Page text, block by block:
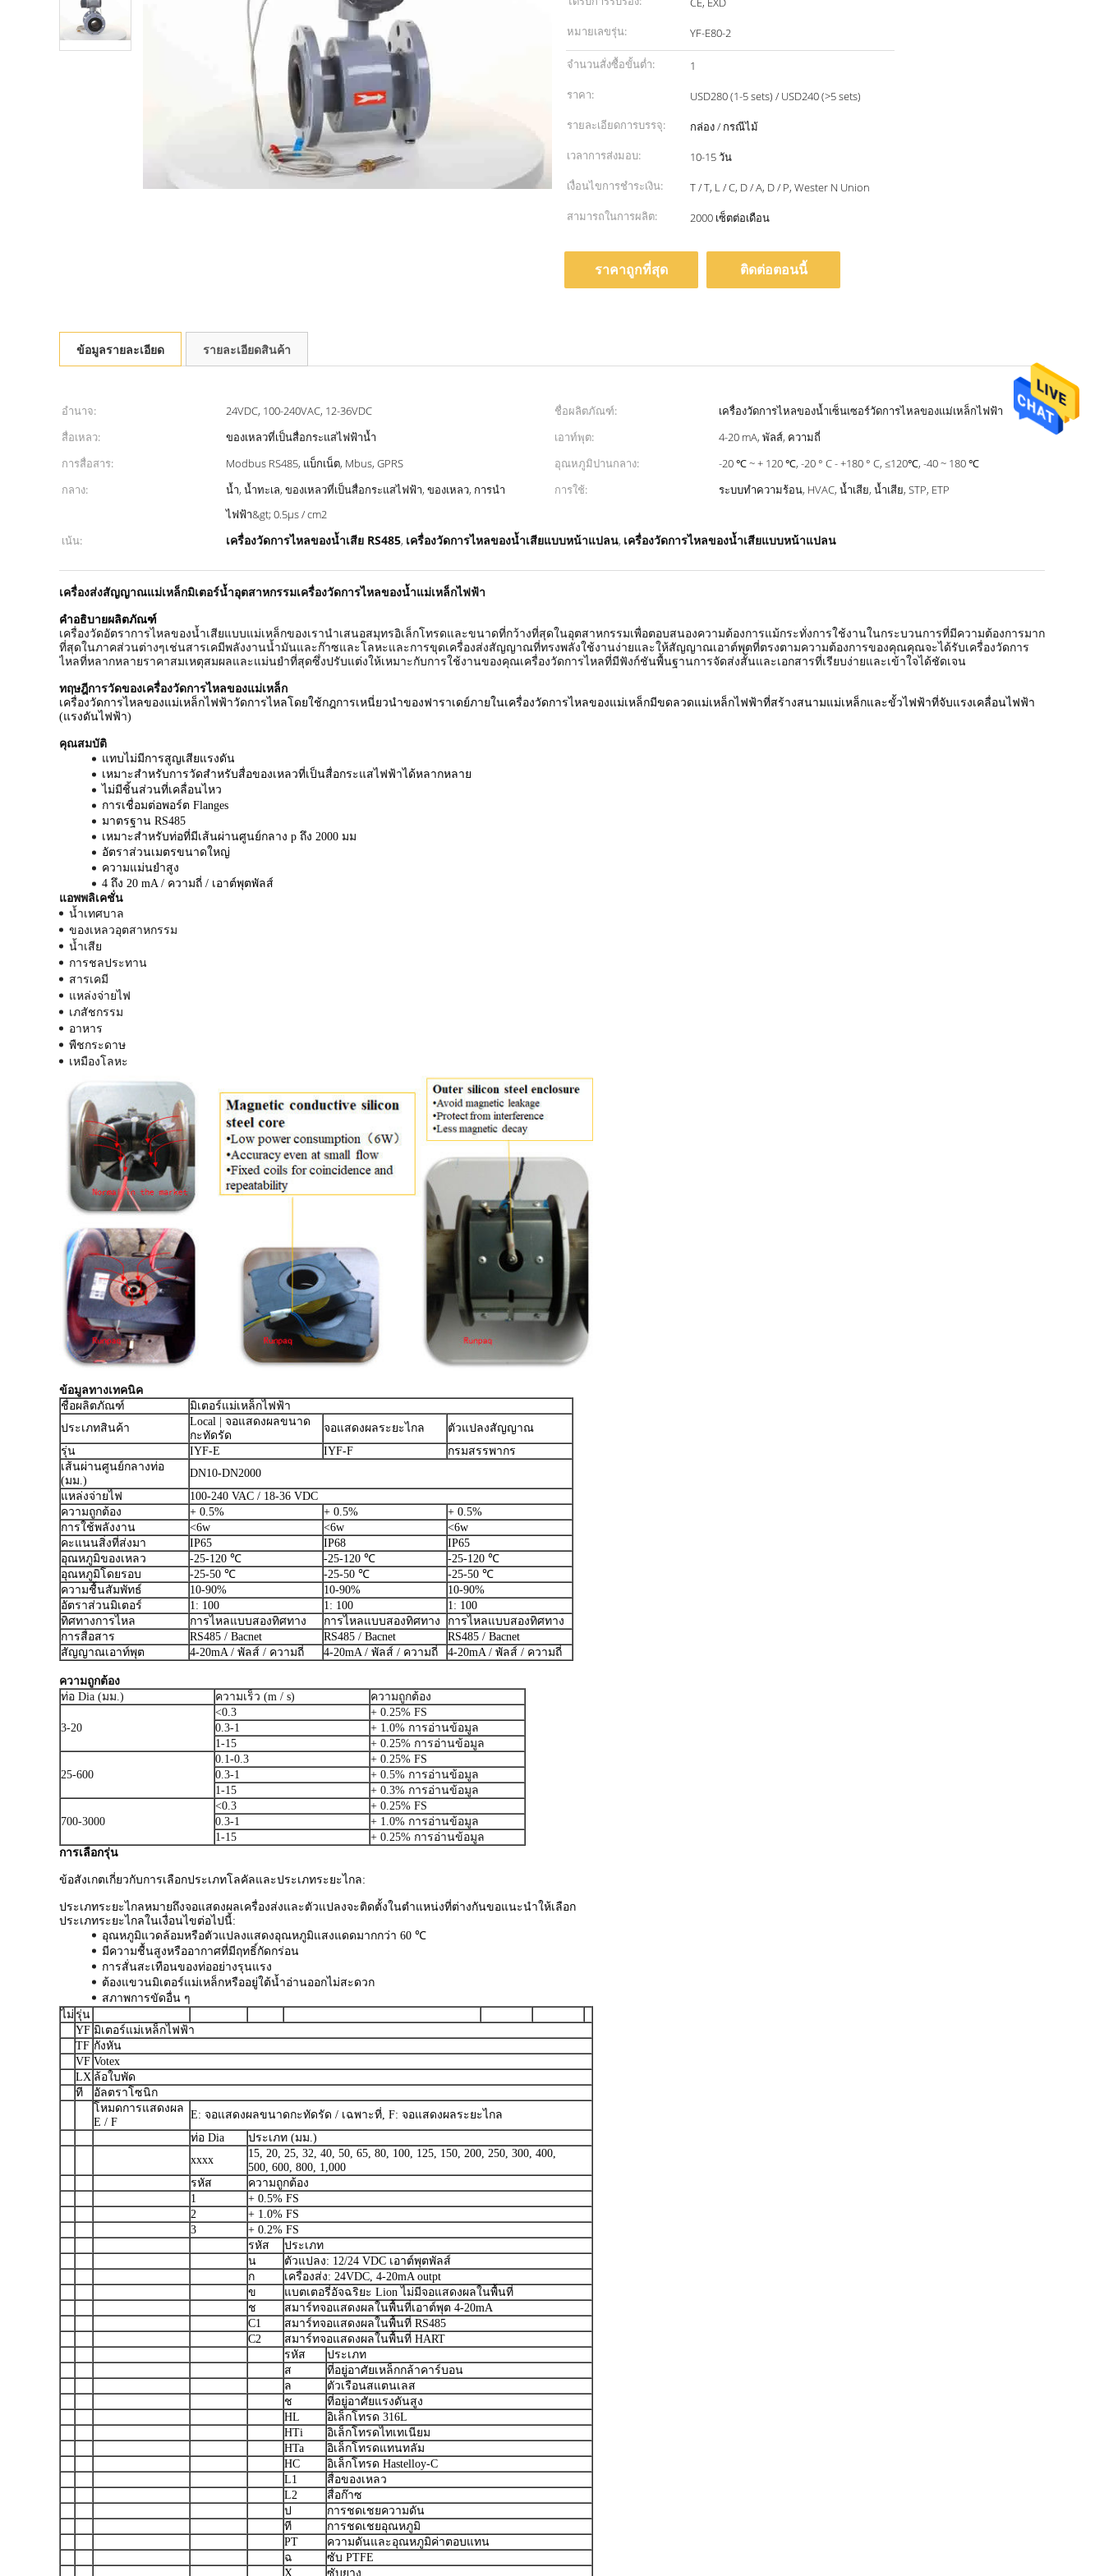
หมายเลขรุ่น:
YF-E80-2
จำนวนสั่งซื้อขั้นต่ำ:
1
ราคา:
USD280 (1-5 sets) / USD240 (>5 sets)
รายละเอียดการบรรจุ:
กล่อง / กรณีไม้
เวลาการส่งมอบ:
10-15 วัน
เงื่อนไขการชำระเงิน:
T / T, L / C, D / A, D / P, Wester N Union
สามารถในการผลิต:
2000 เซ็ตต่อเดือน
ราคาถูกที่สุด ติดต่อตอนนี้
ข้อมูลรายละเอียด รายละเอียดสินค้า
อำนาจ: 24VDC, 100-240VAC, 12-36VDC ชื่อผลิตภัณฑ์:
เครื่องวัดการไหลของน้ำเซ็นเซอร์วัดการไหลของแม่เหล็กไฟฟ้า
สื่อเหลว:
ของเหลวที่เป็นสื่อกระแสไฟฟ้าน้ำ เอาท์พุต:
4-20 mA, พัลส์, ความถี่
การสื่อสาร:
Modbus RS485, แบ็กเน็ต, Mbus, GPRS อุณหภูมิปานกลาง:
-20 ℃ ~ + 120 ℃, -20 ° C - +180 ° C, ≤120℃, -40 ~ 180 ℃
กลาง:
น้ำ, น้ำทะเล, ของเหลวที่เป็นสื่อกระแสไฟฟ้า, ของเหลว, การนำ
ไฟฟ้า&gt; 0.5μs / cm2
การใช้: ระบบทำความร้อน, HVAC, น้ำเสีย, น้ำเสีย, STP, ETP
เน้น: เครื่องวัดการไหลของน้ำเสีย RS485, เครื่องวัดการไหลของน้ำเสียแบบหน้าแปลน, เครื่องวัดการไหลของน้ำเสียแบบหน้าแปลน
เครื่องส่งสัญญาณแม่เหล็กมิเตอร์น้ำอุตสาหกรรมเครื่องวัดการไหลของน้ำแม่เหล็กไฟฟ้า
คำอธิบายผลิตภัณฑ์
เครื่องวัดอัตราการไหลของน้ำเสียแบบแม่เหล็กของเรานำเสนอสมุทรอิเล็กโทรดและขนาดที่กว้างที่สุดในอุตสาหกรรมเพื่อตอบสนองความต้องการแม้กระทั่งการใช้งานในกระบวนการที่มีความต้องการมาก
ที่สุดในภาคส่วนต่างๆเช่นสารเคมีพลังงานน้ำมันและก๊าซและโลหะและการขุดเครื่องส่งสัญญาณที่ทรงพลังใช้งานง่ายและให้สัญญาณเอาต์พุตที่ตรงตามความต้องการของคุณคุณจะได้รับเครื่องวัดการ
ไหลที่หลากหลายราคาสมเหตุสมผลและแม่นยำที่สุดซึ่งปรับแต่งให้เหมาะกับการใช้งานของคุณเครื่องวัดการไหลที่มีฟังก์ชันพื้นฐานการจัดส่งสั้นและเอกสารที่เรียบง่ายและเข้าใจได้ชัดเจน
ทฤษฎีการวัดของเครื่องวัดการไหลของแม่เหล็ก
เครื่องวัดการไหลของแม่เหล็กไฟฟ้าวัดการไหลโดยใช้กฎการเหนี่ยวนำของฟาราเดย์ภายในเครื่องวัดการไหลของแม่เหล็กมีขดลวดแม่เหล็กไฟฟ้าที่สร้างสนามแม่เหล็กและขั้วไฟฟ้าที่จับแรงเคลื่อนไฟฟ้า
(แรงดันไฟฟ้า)
คุณสมบัติ
แทบไม่มีการสูญเสียแรงดัน
เหมาะสำหรับการวัดสำหรับสื่อของเหลวที่เป็นสื่อกระแสไฟฟ้าได้หลากหลาย
ไม่มีชิ้นส่วนที่เคลื่อนไหว
การเชื่อมต่อพอร์ต Flanges
มาตรฐาน RS485
เหมาะสำหรับท่อที่มีเส้นผ่านศูนย์กลาง p ถึง 2000 มม
อัตราส่วนเมตรขนาดใหญ่
ความแม่นยำสูง
4 ถึง 20 mA / ความถี่ / เอาต์พุตพัลส์
แอพพลิเคชั่น
น้ำเทศบาล
ของเหลวอุตสาหกรรม
น้ำเสีย
การชลประทาน
สารเคมี
แหล่งจ่ายไฟ
เภสัชกรรม
อาหาร
พืชกระดาษ
เหมืองโลหะ
ข้อมูลทางเทคนิค
ชื่อผลิตภัณฑ์
มิเตอร์แม่เหล็กไฟฟ้า
ประเภทสินค้า
Local | จอแสดงผลขนาด
กะทัดรัด
จอแสดงผลระยะไกล
ตัวแปลงสัญญาณ
รุ่น
IYF-E IYF-F
กรมสรรพากร
เส้นผ่านศูนย์กลางท่อ
(มม.)
DN10-DN2000
แหล่งจ่ายไฟ
100-240 VAC / 18-36 VDC
ความถูกต้อง
+ 0.5% + 0.5%
+ 0.5%
การใช้พลังงาน
<6w <6w
<6w
คะแนนสิ่งที่ส่งมา
IP65 IP68
IP65
อุณหภูมิของเหลว
-25-120 ℃ -25-120 ℃
-25-120 ℃
อุณหภูมิโดยรอบ
-25-50 ℃ -25-50 ℃
-25-50 ℃
ความชื้นสัมพัทธ์
10-90% 10-90%
10-90%
อัตราส่วนมิเตอร์
1: 100 1: 100
1: 100
ทิศทางการไหล
การไหลแบบสองทิศทาง การไหลแบบสองทิศทาง
การไหลแบบสองทิศทาง
การสื่อสาร
RS485 / Bacnet RS485 / Bacnet
RS485 / Bacnet
สัญญาณเอาท์พุต
4-20mA / พัลส์ / ความถี่ 4-20mA / พัลส์ / ความถี่ 4-20mA / พัลส์ / ความถี่
ความถูกต้อง
ท่อ Dia (มม.)
ความเร็ว (m / s) ความถูกต้อง
3-20
<0.3
+ 0.25% FS
0.3-1
+ 1.0% การอ่านข้อมูล
1-15
+ 0.25% การอ่านข้อมูล
25-600
0.1-0.3
+ 0.25% FS
0.3-1
+ 0.5% การอ่านข้อมูล
1-15
+ 0.3% การอ่านข้อมูล
700-3000
<0.3
+ 0.25% FS
0.3-1
+ 1.0% การอ่านข้อมูล
1-15
+ 0.25% การอ่านข้อมูล
การเลือกรุ่น
ข้อสังเกตเกี่ยวกับการเลือกประเภทโลคัลและประเภทระยะไกล:
ประเภทระยะไกลหมายถึงจอแสดงผลเครื่องส่งและตัวแปลงจะติดตั้งในตำแหน่งที่ต่างกันขอแนะนำให้เลือก
ประเภทระยะไกลในเงื่อนไขต่อไปนี้:
อุณหภูมิแวดล้อมหรือตัวแปลงแสดงอุณหภูมิแสงแดดมากกว่า 60 ℃
มีความชื้นสูงหรืออากาศที่มีฤทธิ์กัดกร่อน
การสั่นสะเทือนของท่ออย่างรุนแรง
ต้องแขวนมิเตอร์แม่เหล็กหรืออยู่ใต้น้ำอ่านออกไม่สะดวก
สภาพการขัดอื่น ๆ
ไม่ รุ่น
YF มิเตอร์แม่เหล็กไฟฟ้า
TF กังหัน
VF Votex
LX ล้อใบพัด
ที
อัลตราโซนิก
โหมดการแสดงผล
E / F
E: จอแสดงผลขนาดกะทัดรัด / เฉพาะที่, F: จอแสดงผลระยะไกล
ท่อ Dia
ประเภท (มม.)
xxxx
15, 20, 25, 32, 40, 50, 65, 80, 100, 125, 150, 200, 250, 300, 400,
500, 600, 800, 1,000
รหัส
ความถูกต้อง
1
+ 0.5% FS
2
+ 1.0% FS
3
+ 0.2% FS
รหัส
ประเภท
น
ตัวแปลง: 12/24 VDC เอาต์พุตพัลส์
ก
เครื่องส่ง: 24VDC, 4-20mA outpt
ข
แบตเตอรี่อัจฉริยะ Lion ไม่มีจอแสดงผลในพื้นที่
ช
สมาร์ทจอแสดงผลในพื้นที่เอาต์พุต 4-20mA
C1
สมาร์ทจอแสดงผลในพื้นที่ RS485
C2
สมาร์ทจอแสดงผลในพื้นที่ HART
รหัส
ประเภท
ส
ที่อยู่อาศัยเหล็กกล้าคาร์บอน
ล
ตัวเรือนสแตนเลส
ช
ที่อยู่อาศัยแรงดันสูง
HL
อิเล็กโทรด 316L
HTi
อิเล็กโทรดไทเทเนียม
HTa
อิเล็กโทรดแทนทลัม
HC
อิเล็กโทรด Hastelloy-C
L1
สื่อของเหลว
L2
สื่อก๊าซ
ป
การชดเชยความดัน
ที
การชดเชยอุณหภูมิ
PT
ความดันและอุณหภูมิค่าตอบแทน
ฉ
ซับ PTFE
X
ซับยาง